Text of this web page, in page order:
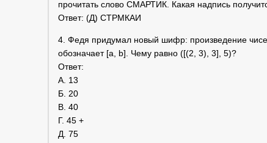
прочитать слово СМАРТИК. Какая надпись
Ответ: (Д) СТРМКАИ
4. Федя придумал новый шифр: произведение
обозначает [a, b]. Чему равно ([(2, 3), 3], 5)?
Ответ:
А. 13
Б. 20
В. 40
Г. 45 +
Д. 75